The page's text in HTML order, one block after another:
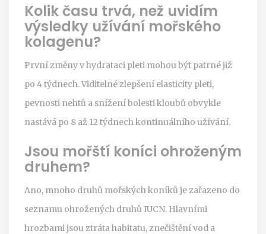
Kolik času trvá, než uvidím
výsledky užívání mořského
kolagenu?
První změny v hydrataci pleti mohou být patrné již
po 4 týdnech. Viditelné zlepšení elasticity pleti,
pevnosti nehtů a snížení bolesti kloubů obvykle
nastává po 8 až 12 týdnech kontinuálního užívání.
Jsou mořští koníci ohroženým
druhem?
Ano, mnoho druhů mořských koníků je zařazeno do
seznamu ohrožených druhů IUCN. Hlavními
hrozbami jsou ztráta habitatu, znečištění vod a